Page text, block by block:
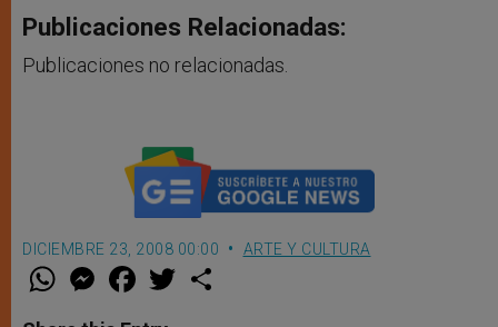
Publicaciones Relacionadas:
Publicaciones no relacionadas.
DICIEMBRE 23, 2008 00:00 ARTE Y CULTURA
W M
e
F
a w